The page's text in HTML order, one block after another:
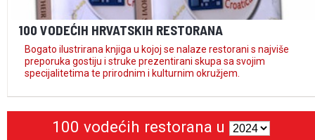
100 VODEĆIH HRVATSKIH RESTORANA
Bogato ilustrirana knjiga u kojoj se nalaze restorani s najviše
preporuka gostiju i struke prezentirani skupa sa svojim
specijalitetima te prirodnim i kulturnim okružjem.
100 vodećih restorana u